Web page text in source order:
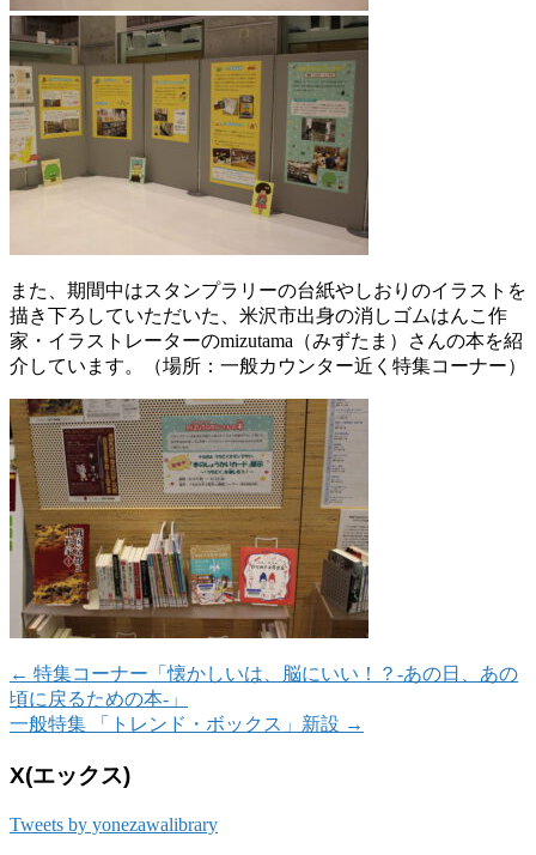
また、期間中はスタンプラリーの台紙やしおりのイラストを
描き下ろしていただいた、米沢市出身の消しゴムはんこ作
家・イラストレーターのmizutama（みずたま）さんの本を紹
介しています。（場所：一般カウンター近く特集コーナー）
← 特集コーナー「懐かしいは、脳にいい！？-あの日、あの
頃に戻るための本-」
一般特集 「トレンド・ボックス」新設 →
X(エックス)
Tweets by yonezawalibrary